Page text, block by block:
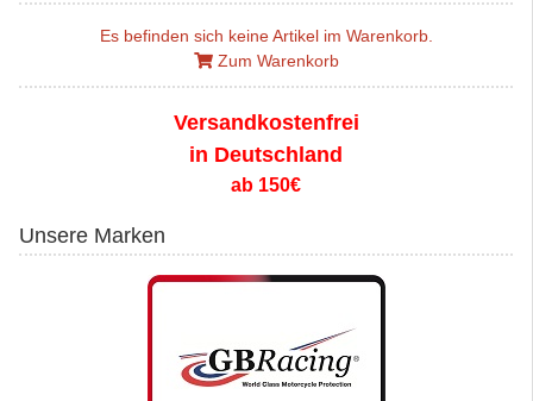
Es befinden sich keine Artikel im Warenkorb.
Zum Warenkorb
Versandkostenfrei
in Deutschland
ab 150€
Unsere Marken